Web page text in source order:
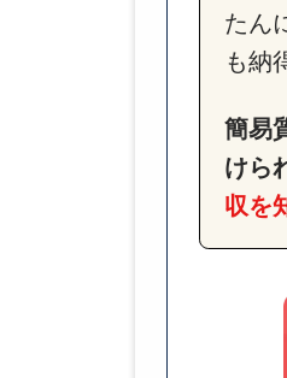
たん
も納
簡易
けら
収を